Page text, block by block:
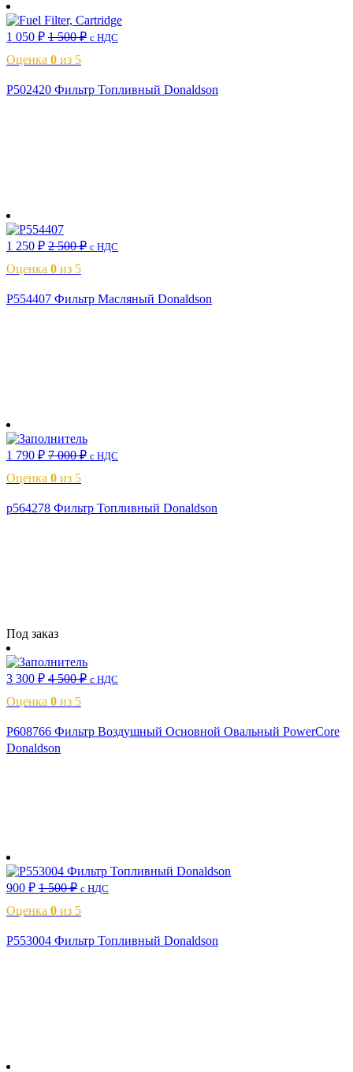
1 050 ₽ 1 500₽ с НДС
Оценка 0 из 5
P502420 Фильтр Топливный Donaldson
1 250 ₽ 2 500₽ с НДС
Оценка 0 из 5
P554407 Фильтр Масляный Donaldson
1 790 ₽ 7 000₽ с НДС
Оценка 0 из 5
p564278 Фильтр Топливный Donaldson
Под заказ
3 300 ₽ 4 500₽ с НДС
Оценка 0 из 5
P608766 Фильтр Воздушный Основной Овальный PowerCore
Donaldson
900 ₽ 1 500₽ с НДС
Оценка 0 из 5
P553004 Фильтр Топливный Donaldson